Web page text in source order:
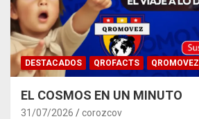
DESTACADOS QROFACTS QROMOVEZ
EL COSMOS EN UN MINUTO
31/07/2026 corozcov